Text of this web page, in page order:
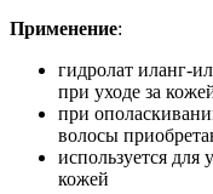
Применение:
гидролат иланг-
при уходе за
при
волосы
используется
кожей